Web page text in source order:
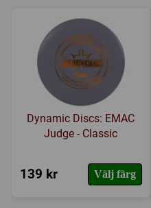
Dynamic Discs: EMAC
Judge - Classic
139 kr Välj färg